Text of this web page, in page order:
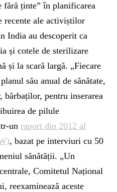
fără ținte” în planificarea
ale activiștilor
India au descoperit ca
și cotele de sterilizare
și la scară largă. „Fiecare
său anual de sănătate,
pentru inserarea
de pilule
un raport din 2012 al
, bazat pe interviuri cu 50
sănătății. „Un
Comitetul Național
reexaminează aceste